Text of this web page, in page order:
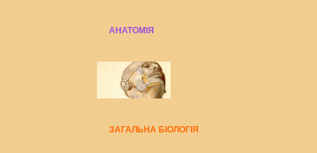
АНАТОМІЯ
ЗАГАЛЬНА БІОЛОГІЯ